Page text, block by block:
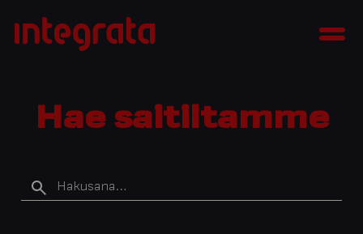
sisältöön
Integrata
Hae saitiltamme
Hakusana